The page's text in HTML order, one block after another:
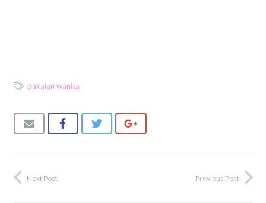
pakaian wanita
Previous Post
Next Post